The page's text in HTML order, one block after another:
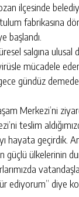
ilçesinde
fabrikasına
başlandı.
salgına
mücadele
gece gündüz
Merkezi’ni
teslim
hayata geçirdik.
güçlü
ediyorum” diye